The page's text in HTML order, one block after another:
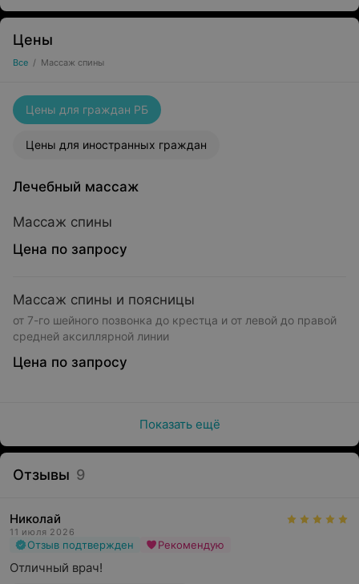
Цены
Все / Массаж спины
Цены для граждан РБ
Цены для иностранных граждан
Лечебный массаж
Массаж спины
Цена по запросу
Массаж спины и поясницы
от 7-го шейного позвонка до крестца и от левой до правой
средней аксиллярной линии
Цена по запросу
Показать ещё
Отзывы 9
Николай
11 июля 2026
Отзыв подтвержден Рекомендую
Отличный врач!